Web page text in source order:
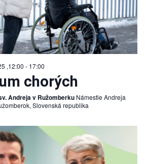
,12:00 - 17:00
chorých
Andreja v Ružomberku Námestie Andreja
Slovenská republika